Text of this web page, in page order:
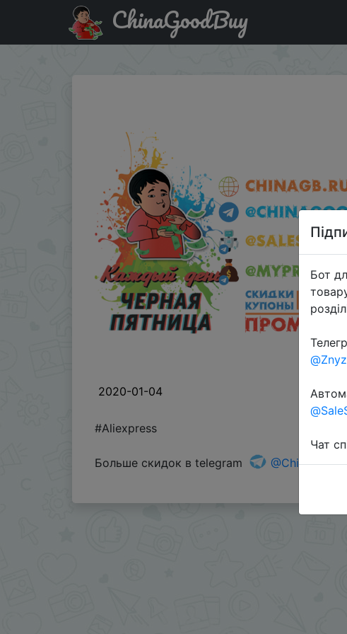
Акція на Купоны Топ брендов. Например купон в магазине
ChinaGoodBuy
2020-01-04
#Aliexpress
Больше скидок в telegram
Бот
Чат